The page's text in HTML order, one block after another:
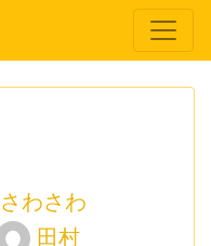
さわさわ
田村